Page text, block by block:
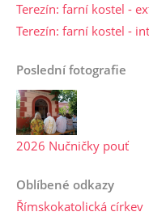
Terezín: farní kostel -
Terezín: farní kostel -
Poslední fotografie
2026 Nučničky pouť
Oblíbené odkazy
Římskokatolická církev